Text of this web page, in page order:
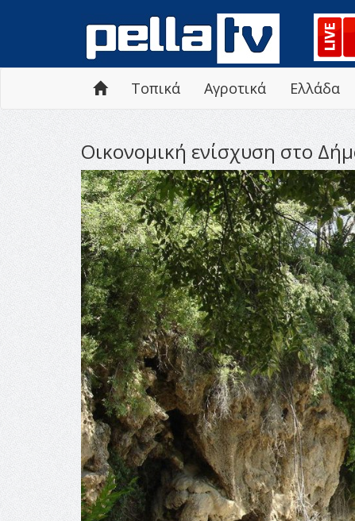
Τοπικά Αγροτικά Ελλάδα
Οικονομική ενίσχυση στο